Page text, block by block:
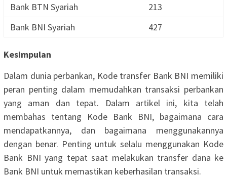
Bank BTN Syariah
213
Bank BNI Syariah
427
Kesimpulan
Dalam dunia perbankan, Kode transfer Bank BNI memiliki
peran penting dalam memudahkan transaksi perbankan
yang aman dan tepat. Dalam artikel ini, kita telah
membahas tentang Kode Bank BNI, bagaimana cara
mendapatkannya, dan bagaimana menggunakannya
dengan benar. Penting untuk selalu menggunakan Kode
Bank BNI yang tepat saat melakukan transfer dana ke
Bank BNI untuk memastikan keberhasilan transaksi.